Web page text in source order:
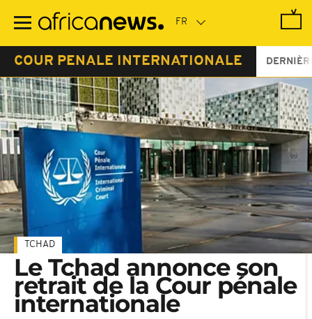
contenu
COUR PENALE INTERNATIONALE
TCHAD
Le Tchad annonce son
retrait de la Cour pénale
internationale